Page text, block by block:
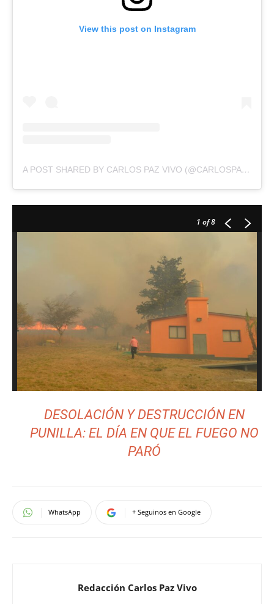
View this post on Instagram
A POST SHARED BY CARLOS PAZ VIVO (@CARLOSPAZVIVO)
1 of 8
DESOLACIÓN Y DESTRUCCIÓN EN
PUNILLA: EL DÍA EN QUE EL FUEGO NO
PARÓ
WhatsApp + Seguinos en Google
Redacción Carlos Paz Vivo